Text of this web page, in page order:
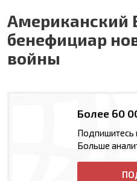
Американский
бенефициар
войны
Более 60
Подпишитесь
Больше